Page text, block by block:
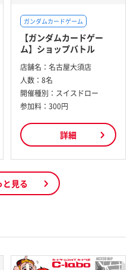
ガンダムカードゲーム
【ガンダムカードゲー
ム】ショップバトル
店舗名： 名古屋大須店
人数： 8名
開催種別： スイスドロー
参加料： 300円
詳細
と見る